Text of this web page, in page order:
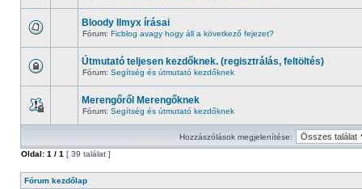
Bloody Ilmyx írásai
Fórum: Ficblog avagy hogy áll a következő fejezet?
Útmutató teljesen kezdőknek. (regisztrálás, feltöltés)
Fórum: Segítség és útmutató kezdőknek
Merengőről Merengőknek
Fórum: Segítség és útmutató kezdőknek
Hozzászólások megjelenítése:
Oldal: 1 / 1 [ 39 találat ]
Fórum kezdőlap